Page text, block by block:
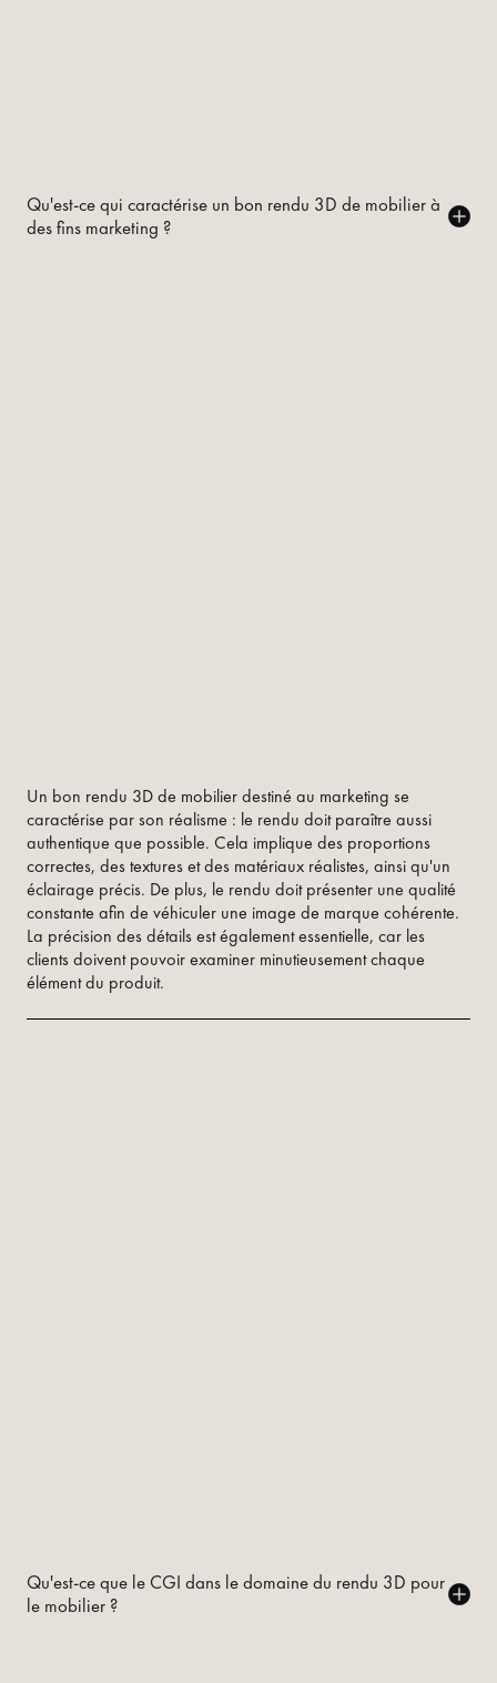
Qu'est-ce qui caractérise un bon rendu 3D de mobilier à
des fins marketing ?
Un bon rendu 3D de mobilier destiné au marketing se
caractérise par son réalisme : le rendu doit paraître aussi
authentique que possible. Cela implique des proportions
correctes, des textures et des matériaux réalistes, ainsi qu'un
éclairage précis. De plus, le rendu doit présenter une qualité
constante afin de véhiculer une image de marque cohérente.
La précision des détails est également essentielle, car les
clients doivent pouvoir examiner minutieusement chaque
élément du produit.
Qu'est-ce que le CGI dans le domaine du rendu 3D pour
le mobilier ?